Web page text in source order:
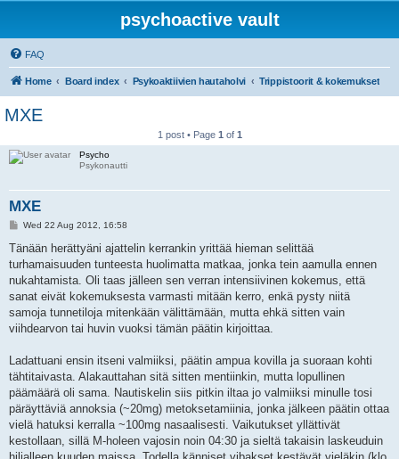
psychoactive vault
FAQ
Home Board index Psykoaktiivien hautaholvi Trippistoorit & kokemukset
MXE
1 post • Page 1 of 1
Psycho
Psykonautti
MXE
P
s
Wed 22 Aug 2012, 16:58
Tänään herättyäni ajattelin kerrankin yrittää hieman selittää
turhamaisuuden tunteesta huolimatta matkaa, jonka tein aamulla ennen
nukahtamista. Oli taas jälleen sen verran intensiivinen kokemus, että
sanat eivät kokemuksesta varmasti mitään kerro, enkä pysty niitä
samoja tunnetiloja mitenkään välittämään, mutta ehkä sitten vain
viihdearvon tai huvin vuoksi tämän päätin kirjoittaa.
Ladattuani ensin itseni valmiiksi, päätin ampua kovilla ja suoraan kohti
tähtitaivasta. Alakauttahan sitä sitten mentiinkin, mutta lopullinen
päämäärä oli sama. Nautiskelin siis pitkin iltaa jo valmiiksi minulle tosi
päräyttäviä annoksia (~20mg) metoksetamiinia, jonka jälkeen päätin ottaa
vielä hatuksi kerralla ~100mg nasaalisesti. Vaikutukset yllättivät
kestollaan, sillä M-holeen vajosin noin 04:30 ja sieltä takaisin laskeuduin